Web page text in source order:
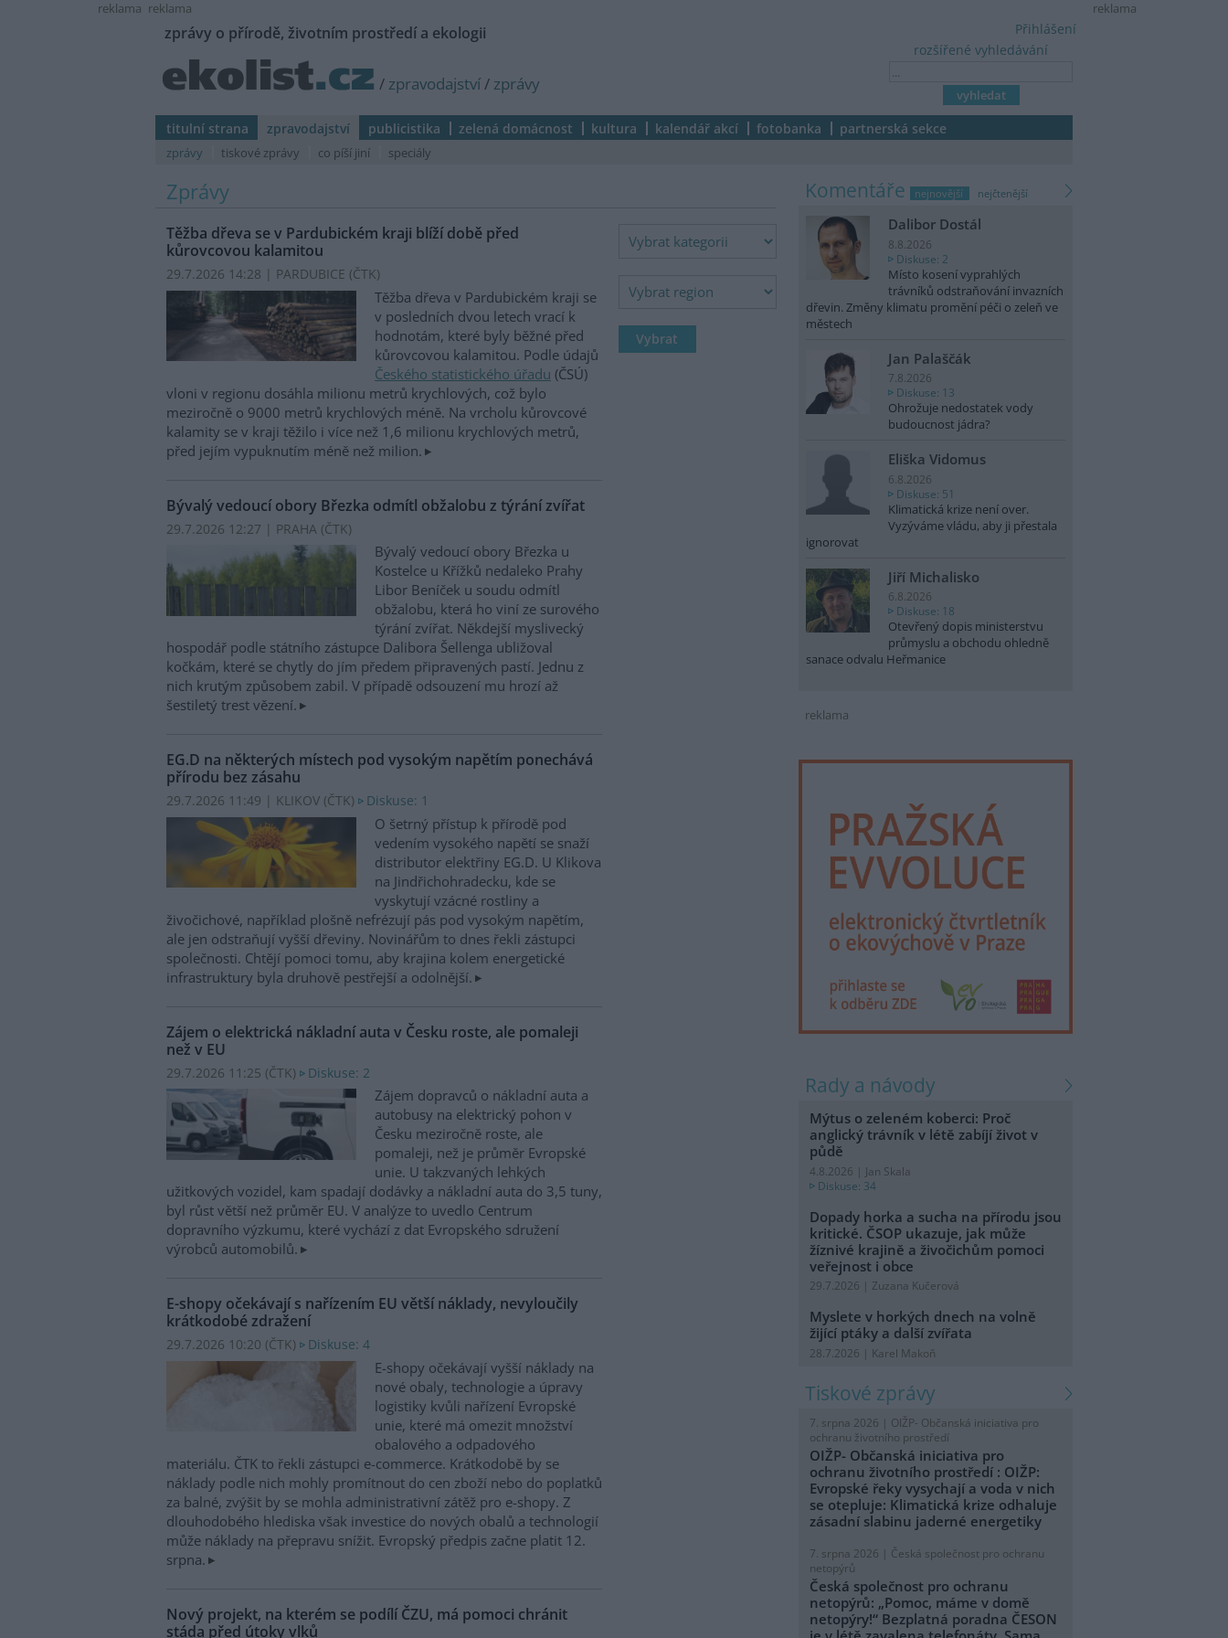
reklama
reklama reklama
zprávy o přírodě, životním prostředí a ekologii
/ zpravodajství/ zprávy
rozšířené vyhledávání
Přihlášení
titulní strana zpravodajství publicistika zelená domácnost kultura kalendář akcí fotobanka partnerská sekce
zprávy tiskové zprávy co píší jiní speciály
Zprávy
Těžba dřeva se v Pardubickém kraji blíží době před
kůrovcovou kalamitou
29.7.2026 14:28 | PARDUBICE (ČTK)
Těžba dřeva v Pardubickém kraji se
v posledních dvou letech vrací k
hodnotám, které byly běžné před
kůrovcovou kalamitou. Podle údajů
Českého statistického úřadu (ČSÚ)
vloni v regionu dosáhla milionu metrů krychlových, což bylo
meziročně o 9000 metrů krychlových méně. Na vrcholu kůrovcové
kalamity se v kraji těžilo i více než 1,6 milionu krychlových metrů,
před jejím vypuknutím méně než milion.
Bývalý vedoucí obory Březka odmítl obžalobu z týrání zvířat
29.7.2026 12:27 | PRAHA (ČTK)
Bývalý vedoucí obory Březka u
Kostelce u Křížků nedaleko Prahy
Libor Beníček u soudu odmítl
obžalobu, která ho viní ze surového
týrání zvířat. Někdejší myslivecký
hospodář podle státního zástupce Dalibora Šellenga ubližoval
kočkám, které se chytly do jím předem připravených pastí. Jednu z
nich krutým způsobem zabil. V případě odsouzení mu hrozí až
šestiletý trest vězení.
EG.D na některých místech pod vysokým napětím ponechává
přírodu bez zásahu
29.7.2026 11:49 | KLIKOV (ČTK) Diskuse: 1
O šetrný přístup k přírodě pod
vedením vysokého napětí se snaží
distributor elektřiny EG.D. U Klikova
na Jindřichohradecku, kde se
vyskytují vzácné rostliny a
živočichové, například plošně nefrézují pás pod vysokým napětím,
ale jen odstraňují vyšší dřeviny. Novinářům to dnes řekli zástupci
společnosti. Chtějí pomoci tomu, aby krajina kolem energetické
infrastruktury byla druhově pestřejší a odolnější.
Zájem o elektrická nákladní auta v Česku roste, ale pomaleji
než v EU
29.7.2026 11:25 (ČTK) Diskuse: 2
Zájem dopravců o nákladní auta a
autobusy na elektrický pohon v
Česku meziročně roste, ale
pomaleji, než je průměr Evropské
unie. U takzvaných lehkých
užitkových vozidel, kam spadají dodávky a nákladní auta do 3,5 tuny,
byl růst větší než průměr EU. V analýze to uvedlo Centrum
dopravního výzkumu, které vychází z dat Evropského sdružení
výrobců automobilů.
E-shopy očekávají s nařízením EU větší náklady, nevyloučily
krátkodobé zdražení
29.7.2026 10:20 (ČTK) Diskuse: 4
E-shopy očekávají vyšší náklady na
nové obaly, technologie a úpravy
logistiky kvůli nařízení Evropské
unie, které má omezit množství
obalového a odpadového
materiálu. ČTK to řekli zástupci e-commerce. Krátkodobě by se
náklady podle nich mohly promítnout do cen zboží nebo do poplatků
za balné, zvýšit by se mohla administrativní zátěž pro e-shopy. Z
dlouhodobého hlediska však investice do nových obalů a technologií
může náklady na přepravu snížit. Evropský předpis začne platit 12.
srpna.
Nový projekt, na kterém se podílí ČZU, má pomoci chránit
stáda před útoky vlků
komentáře nejnovější nejčtenější
Dalibor Dostál
8.8.2026
Diskuse: 2
Místo kosení vyprahlých
trávníků odstraňování invazních
dřevin. Změny klimatu promění péči o zeleň ve
městech
Jan Palaščák
7.8.2026
Diskuse: 13
Ohrožuje nedostatek vody
budoucnost jádra?
Eliška Vidomus
6.8.2026
Diskuse: 51
Klimatická krize není over.
Vyzýváme vládu, aby ji přestala
ignorovat
Jiří Michalisko
6.8.2026
Diskuse: 18
Otevřený dopis ministerstvu
průmyslu a obchodu ohledně
sanace odvalu Heřmanice
reklama
rady a návody
Mýtus o zeleném koberci: Proč
anglický trávník v létě zabíjí život v
půdě
4.8.2026 | Jan Skala
Diskuse: 34
Dopady horka a sucha na přírodu jsou
kritické. ČSOP ukazuje, jak může
žíznivé krajině a živočichům pomoci
veřejnost i obce
29.7.2026 | Zuzana Kučerová
Myslete v horkých dnech na volně
žijící ptáky a další zvířata
28.7.2026 | Karel Makoň
tiskové zprávy
7. srpna 2026 | OIŽP- Občanská iniciativa pro
ochranu životního prostředí
OIŽP- Občanská iniciativa pro
ochranu životního prostředí : OIŽP:
Evropské řeky vysychají a voda v nich
se otepluje: Klimatická krize odhaluje
zásadní slabinu jaderné energetiky
7. srpna 2026 | Česká společnost pro ochranu
netopýrů
Česká společnost pro ochranu
netopýrů: „Pomoc, máme v domě
netopýry!“ Bezplatná poradna ČESON